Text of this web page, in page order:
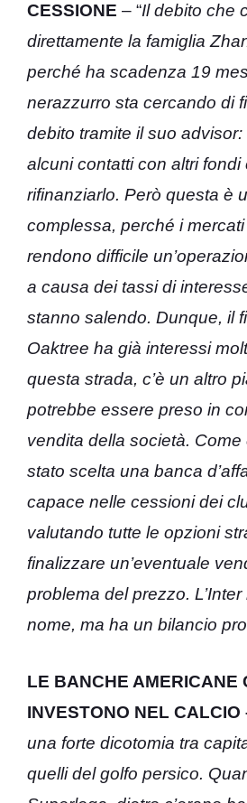
CESSIONE – “Il debito che
direttamente la famiglia
perché ha scadenza 19
nerazzurro sta cercando di
debito tramite il suo
alcuni contatti con altri
rifinanziarlo. Però questa è
complessa, perché i
rendono difficile
a causa dei tassi di
stanno salendo. Dunque, il
Oaktree ha già interessi
questa strada, c’è un altro
potrebbe essere preso in
vendita della società.
stato scelta una banca
capace nelle cessioni dei
valutando tutte le opzioni
finalizzare un’eventuale
problema del prezzo.
nome, ma ha un bilancio
LE BANCHE AMERICANE
INVESTONO NEL CALCIO
una forte dicotomia tra
quelli del golfo persico.